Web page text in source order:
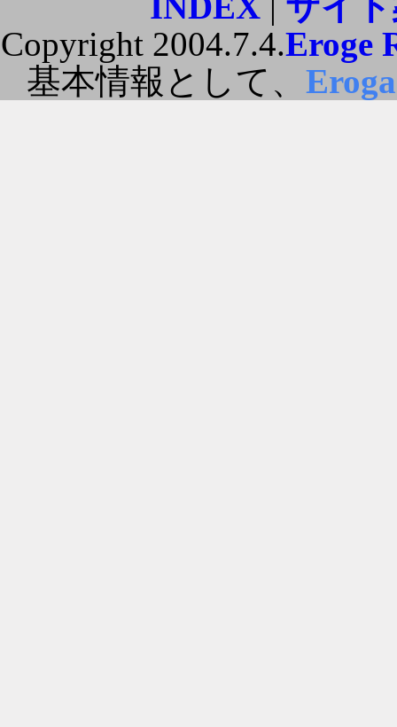
Copyright 2004.7.4.Eroge
基本情報として、